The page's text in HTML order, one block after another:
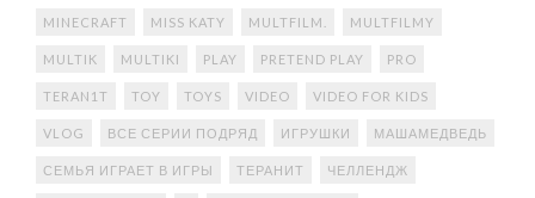
MINECRAFT MISS KATY MULTFILM. MULTFILMY
MULTIK MULTIKI PLAY PRETEND PLAY PRO
TERAN1T TOY TOYS VIDEO VIDEO FOR KIDS
VLOG ВСЕ СЕРИИ ПОДРЯД ИГРУШКИ МАШАМЕДВЕДЬ
СЕМЬЯ ИГРАЕТ В ИГРЫ ТЕРАНИТ ЧЕЛЛЕНДЖ